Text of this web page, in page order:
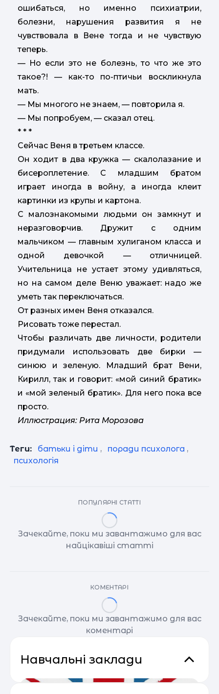
ошибаться, но именно психиатрии,
болезни, нарушения развития я не
чувствовала в Вене тогда и не чувствую
теперь.
— Но если это не болезнь, то что же это
такое?! — как-то по-птичьи воскликнула
мать.
— Мы многого не знаем, — повторила я.
— Мы попробуем, — сказал отец.
* * *
Сейчас Веня в третьем классе.
Он ходит в два кружка — скалолазание и
бисероплетение. С младшим братом
играет иногда в войну, а иногда клеит
картинки из крупы и картона.
С малознакомыми людьми он замкнут и
неразговорчив. Дружит с одним
мальчиком — главным хулиганом класса и
одной девочкой — отличницей.
Учительница не устает этому удивляться,
но на самом деле Веню уважает: надо же
уметь так переключаться.
От разных имен Веня отказался.
Рисовать тоже перестал.
Чтобы различать две личности, родители
придумали использовать две бирки —
синюю и зеленую. Младший брат Вени,
Кирилл, так и говорит: «мой синий братик»
и «мой зеленый братик». Для него пока все
просто.
Иллюстрация: Рита Морозова
Теги: батьки і діти , поради психолога ,
психологія
ПОПУЛЯРНІ СТАТТІ
Зачекайте, поки ми завантажимо для вас
найцікавіші статті
КОМЕНТАРІ
Зачекайте, поки ми завантажимо для вас
коментарі
Навчальні заклади